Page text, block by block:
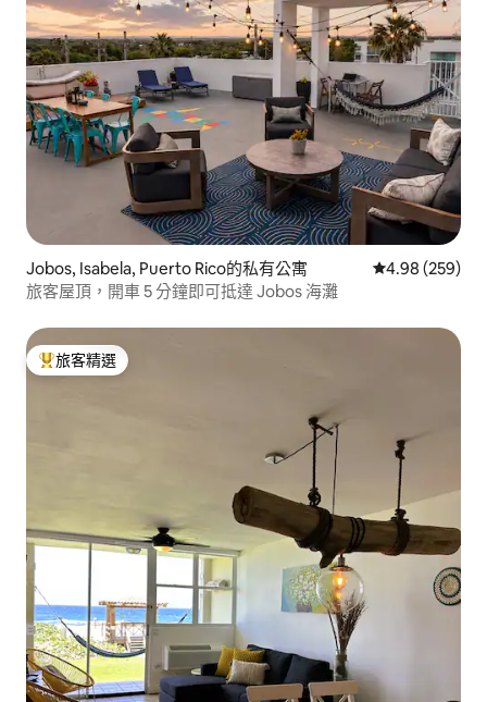
Jobos, Isabela, Puerto Rico的私有公寓 從 259 則評價
4.98 (259)
旅客屋頂，開車 5 分鐘即可抵達 Jobos 海灘
旅客精選榜首
旅客精選